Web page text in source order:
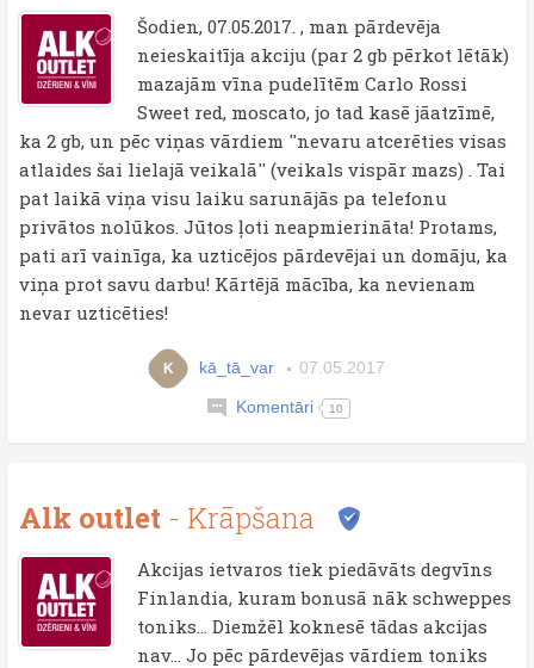
Šodien, 07.05.2017. , man pārdevēja
neieskaitīja akciju (par 2 gb pērkot lētāk)
mazajām vīna pudelītēm Carlo Rossi
Sweet red, moscato, jo tad kasē jāatzīmē,
ka 2 gb, un pēc viņas vārdiem ''nevaru atcerēties visas
atlaides šai lielajā veikalā'' (veikals vispār mazs) . Tai
pat laikā viņa visu laiku sarunājās pa telefonu
privātos nolūkos. Jūtos ļoti neapmierināta! Protams,
pati arī vainīga, ka uzticējos pārdevējai un domāju, ka
viņa prot savu darbu! Kārtējā mācība, ka nevienam
nevar uzticēties!
K kā_tā_var 07.05.2017
Komentāri 10
Alk outlet - Krāpšana
Akcijas ietvaros tiek piedāvāts degvīns
Finlandia, kuram bonusā nāk schweppes
toniks... Diemžēl koknesē tādas akcijas
nav... Jo pēc pārdevējas vārdiem toniks